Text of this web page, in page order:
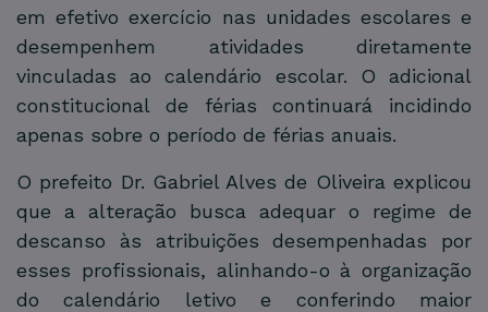
em efetivo exercício nas unidades escolares e
desempenhem atividades diretamente
vinculadas ao calendário escolar. O adicional
constitucional de férias continuará incidindo
apenas sobre o período de férias anuais.
O prefeito Dr. Gabriel Alves de Oliveira explicou
que a alteração busca adequar o regime de
descanso às atribuições desempenhadas por
esses profissionais, alinhando-o à organização
do calendário letivo e conferindo maior